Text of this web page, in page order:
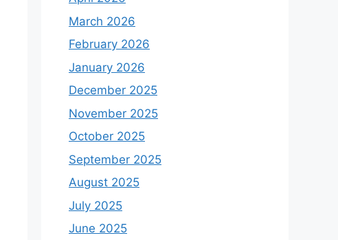
March 2026
February 2026
January 2026
December 2025
November 2025
October 2025
September 2025
August 2025
July 2025
June 2025